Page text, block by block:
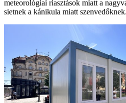
meteorológiai riasztások miatt a
sietnek a kánikula miatt szenvedőknek.